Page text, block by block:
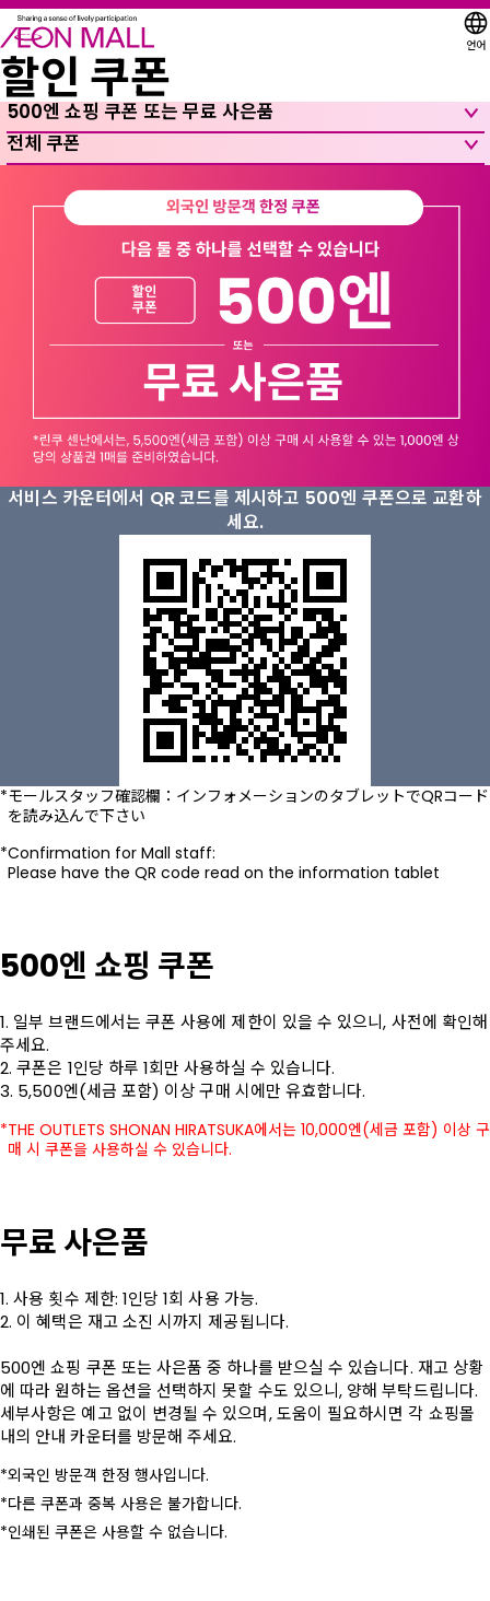
언어
할인 쿠폰
500엔 쇼핑 쿠폰 또는 무료 사은품
전체 쿠폰
500엔 쇼핑 쿠폰
1. 일부 브랜드에서는 쿠폰 사용에 제한이 있을 수 있으니, 사전에 확인해
주세요.
2. 쿠폰은 1인당 하루 1회만 사용하실 수 있습니다.
3. 5,500엔(세금 포함) 이상 구매 시에만 유효합니다.
THE OUTLETS SHONAN HIRATSUKA에서는 10,000엔(세금 포함) 이상 구
매 시 쿠폰을 사용하실 수 있습니다.
무료 사은품
1. 사용 횟수 제한: 1인당 1회 사용 가능.
2. 이 혜택은 재고 소진 시까지 제공됩니다.
500엔 쇼핑 쿠폰 또는 사은품 중 하나를 받으실 수 있습니다. 재고 상황
에 따라 원하는 옵션을 선택하지 못할 수도 있으니, 양해 부탁드립니다.
세부사항은 예고 없이 변경될 수 있으며, 도움이 필요하시면 각 쇼핑몰
내의 안내 카운터를 방문해 주세요.
외국인 방문객 한정 행사입니다.
다른 쿠폰과 중복 사용은 불가합니다.
인쇄된 쿠폰은 사용할 수 없습니다.
서비스 카운터에서 QR 코드를 제시하고 500엔 쿠폰으로 교환하
세요.
モールスタッフ確認欄：インフォメーションのタブレットでQRコード
を読み込んで下さい
Confirmation for Mall staff:
Please have the QR code read on the information tablet